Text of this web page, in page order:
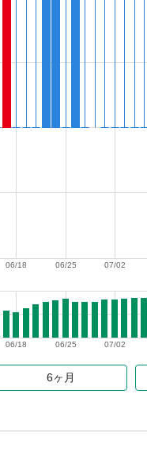
07/02
06/25
06/18
07/02
06/25
06/18
6ヶ月